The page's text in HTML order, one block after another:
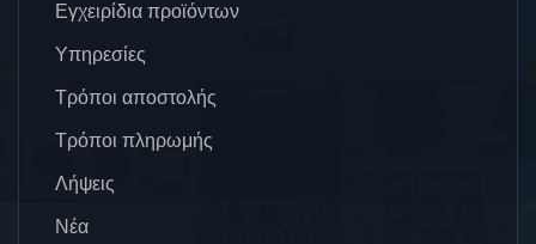
Εγχειρίδια προϊόντων
Υπηρεσίες
Τρόποι αποστολής
Τρόποι πληρωμής
Λήψεις
Νέα